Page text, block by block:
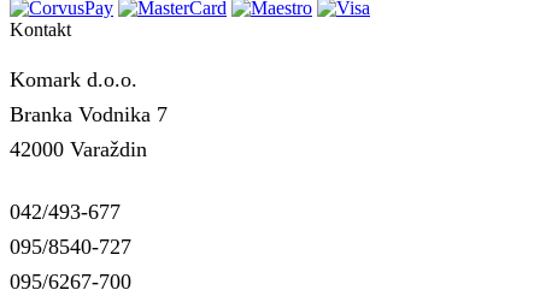
Kontakt
Komark d.o.o.
Branka Vodnika 7
42000 Varaždin
042/493-677
095/8540-727
095/6267-700